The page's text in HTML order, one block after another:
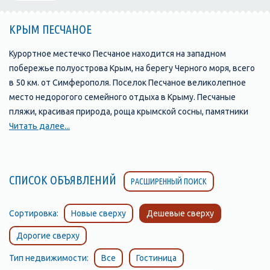
КРЫМ ПЕСЧАНОЕ
Курортное местечко Песчаное находится на западном
побережье полуострова Крым, на берегу Черного моря, всего
в 50 км. от Симферополя. Поселок Песчаное великолепное
место недорогого семейного отдыха в Крыму. Песчаные
пляжи, красивая природа, роща крымской сосны, памятники
археологии, интересный подводный мир привлекают на
детских оздоровительных лагерей, домов отдыха,
пансионатов, кемпингов, много предложений и в частном
пребывания в посёлке. Хорошо подготовленных пляжей из
песка и мелкой гальки, где находится всё необходимое –
начиная от кабинки для переодевания и лавочки, заканчивая
спортивными площадками и теневыми навесами. Отдых в
Читать далее...
СПИСОК ОБЪЯВЛЕНИЙ РАСШИРЕННЫЙ ПОИСК
Сортировка: Новые сверху Дешевые сверху
Дорогие сверху
Тип недвижимости: Все Гостиница